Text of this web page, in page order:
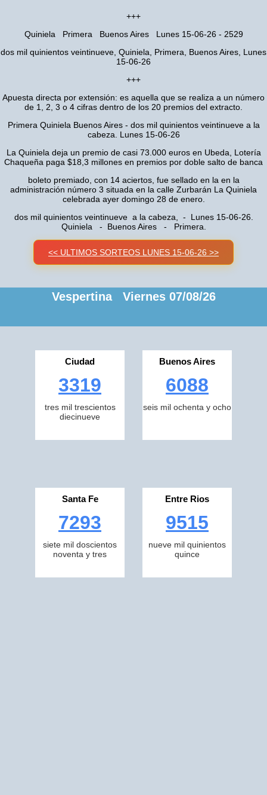
+++
Quiniela Primera Buenos Aires Lunes 15-06-26 - 2529
dos mil quinientos veintinueve, Quiniela, Primera, Buenos Aires, Lunes
15-06-26
+++
Apuesta directa por extensión: es aquella que se realiza a un número
de 1, 2, 3 o 4 cifras dentro de los 20 premios del extracto.
Primera Quiniela Buenos Aires - dos mil quinientos veintinueve a la
cabeza. Lunes 15-06-26
La Quiniela deja un premio de casi 73.000 euros en Ubeda, Lotería
Chaqueña paga $18,3 millones en premios por doble salto de banca
boleto premiado, con 14 aciertos, fue sellado en la en la
administración número 3 situada en la calle Zurbarán La Quiniela
celebrada ayer domingo 28 de enero.
dos mil quinientos veintinueve a la cabeza, - Lunes 15-06-26.
Quiniela - Buenos Aires - Primera.
<< ULTIMOS SORTEOS LUNES 15-06-26 >>
Vespertina Viernes 07/08/26
Ciudad
3319
tres mil trescientos
diecinueve
Buenos Aires
6088
seis mil ochenta y ocho
Santa Fe
7293
siete mil doscientos
noventa y tres
Entre Rios
9515
nueve mil quinientos
quince